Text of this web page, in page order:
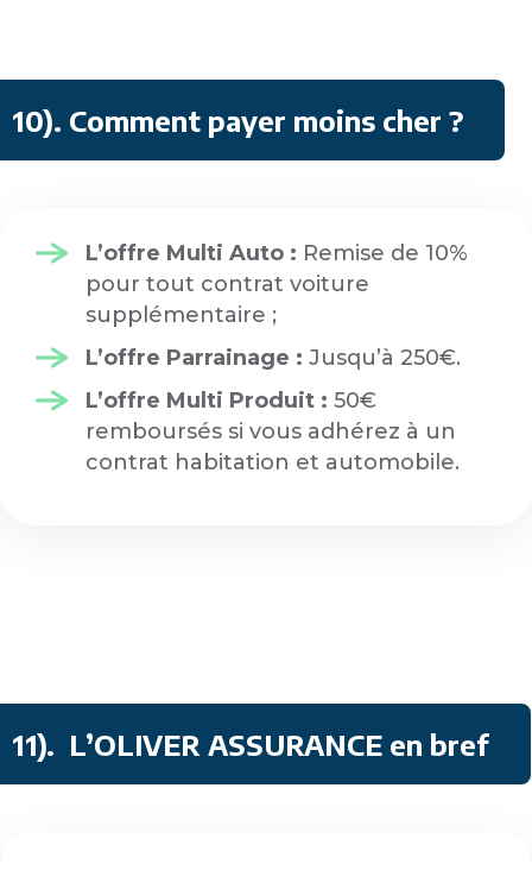
10). Comment payer moins cher ?
L’offre Multi Auto : Remise de 10%
pour tout contrat voiture
supplémentaire ;
L’offre Parrainage : Jusqu’à 250€.
L’offre Multi Produit : 50€
remboursés si vous adhérez à un
contrat habitation et automobile.
11). L’OLIVER ASSURANCE en bref